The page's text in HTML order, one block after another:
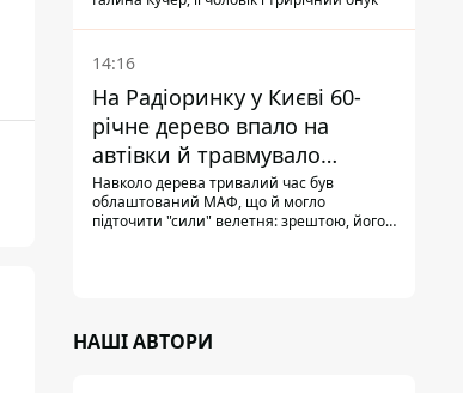
14:16
На Радіоринку у Києві 60-
річне дерево впало на
автівки й травмувало
людину - подробиці
Навколо дерева тривалий час був
облаштований МАФ, що й могло
підточити "сили" велетня: зрештою, його
НАШІ АВТОРИ